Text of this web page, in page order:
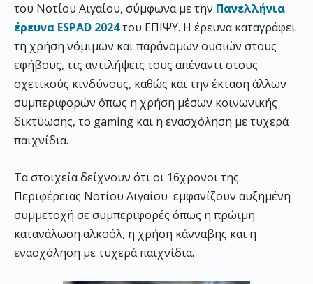
του Νοτίου Αιγαίου, σύμφωνα με την Πανελλήνια
έρευνα ESPAD 2024του ΕΠΙΨΥ. Η έρευνα καταγράφει
τη χρήση νόμιμων και παράνομων ουσιών στους
εφήβους, τις αντιλήψεις τους απέναντι στους
σχετικούς κινδύνους, καθώς και την έκταση άλλων
συμπεριφορών όπως η χρήση μέσων κοινωνικής
δικτύωσης, το gaming και η ενασχόληση με τυχερά
παιχνίδια.
Τα στοιχεία δείχνουν ότι οι 16χρονοι της
Περιφέρειας Νοτίου Αιγαίου εμφανίζουν αυξημένη
συμμετοχή σε συμπεριφορές όπως η πρώιμη
κατανάλωση αλκοόλ, η χρήση κάνναβης και η
ενασχόληση με τυχερά παιχνίδια.